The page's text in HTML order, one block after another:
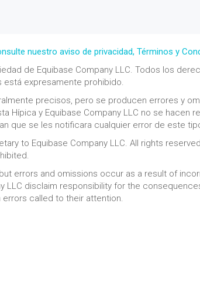
nuestro aviso de privacidad, Términos y
de Equibase Company LLC. Todos los
expresamente prohibido.
precisos, pero se producen errores y
y Equibase Company LLC no se hacen
que se les notificara cualquier error de este
to Equibase Company LLC. All rights
errors and omissions occur as a result of
disclaim responsibility for the
called to their attention.